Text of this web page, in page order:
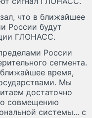
что в ближайшее
России будут
ГЛОНАСС.
России
сегмента.
время,
Мы
достаточно
совмещению
системы... с